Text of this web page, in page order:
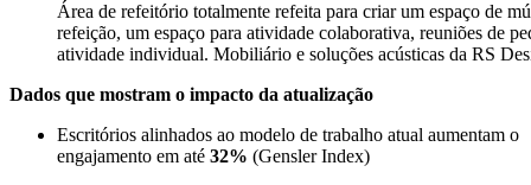
Área de refeitório totalmente refeita para criar um espaço de
refeição, um espaço para atividade colaborativa, reuniões de
atividade individual. Mobiliário e soluções acústicas da RS
Dados que mostram o impacto da atualização
Escritórios alinhados ao modelo de trabalho atual aumentam o
engajamento em até 32% (Gensler Index)